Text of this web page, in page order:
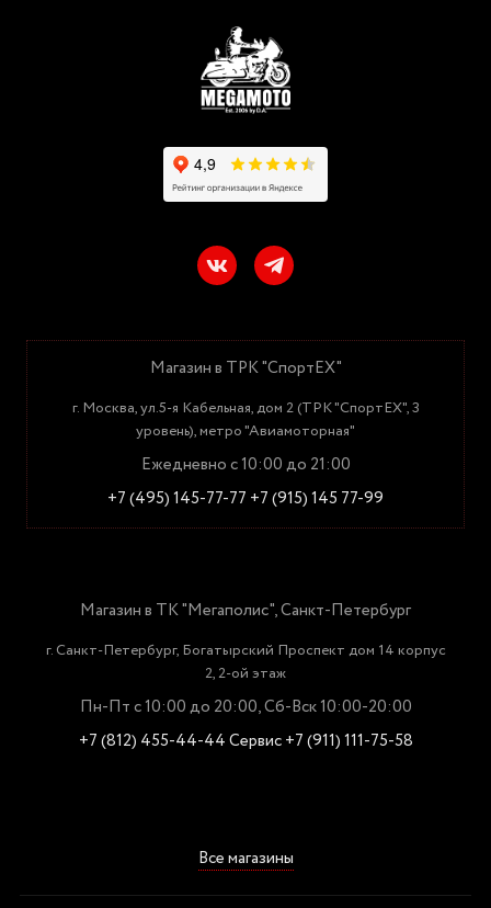
Магазин в ТРК "СпортЕХ"
г. Москва, ул.5-я Кабельная, дом 2 (ТРК "СпортЕХ", 3
уровень), метро "Авиамоторная"
Ежедневно с 10:00 до 21:00
+7 (495) 145-77-77 +7 (915) 145 77-99
Магазин в ТК "Мегаполис", Санкт-Петербург
г. Санкт-Петербург, Богатырский Проспект дом 14 корпус
2, 2-ой этаж
Пн-Пт с 10:00 до 20:00, Сб-Вск 10:00-20:00
+7 (812) 455-44-44Сервис +7 (911) 111-75-58
Все магазины